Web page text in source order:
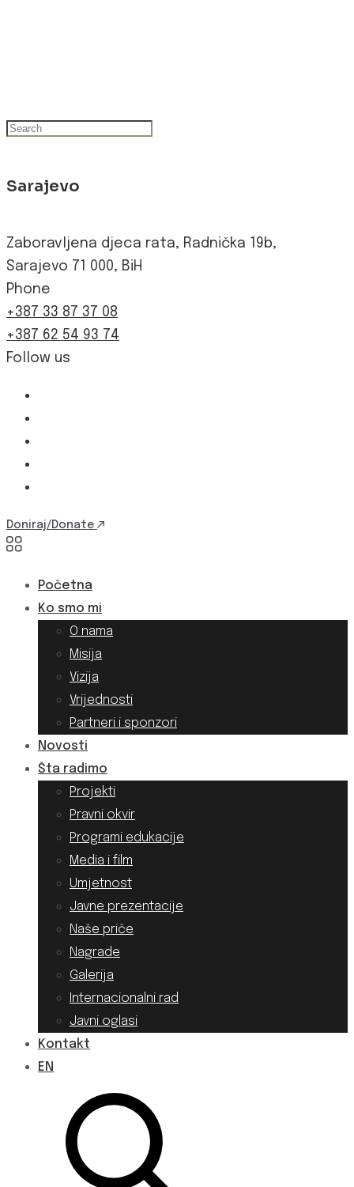
Sarajevo
Zaboravljena djeca rata, Radnička 19b,
Sarajevo 71 000, BiH
Phone
+387 33 87 37 08
+387 62 54 93 74
Follow us
Doniraj/Donate
Početna
Ko smo mi
O nama
Misija
Vizija
Vrijednosti
Partneri i sponzori
Novosti
Šta radimo
Projekti
Pravni okvir
Programi edukacije
Media i film
Umjetnost
Javne prezentacije
Naše priče
Nagrade
Galerija
Internacionalni rad
Javni oglasi
Kontakt
EN